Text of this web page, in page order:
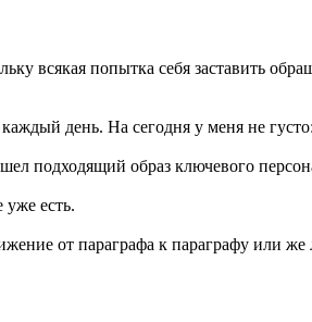
всякая попытка себя заставить
день. На сегодня у меня не густо:
подходящий образ ключевого
уже есть.
от параграфа к параграфу или же